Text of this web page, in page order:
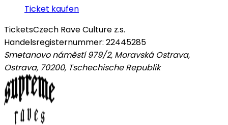
Ticket kaufen
TicketsCzech Rave Culture z.s.
Handelsregisternummer: 22445285
Smetanovo náměstí 979/2, Moravská Ostrava,
Ostrava, 70200, Tschechische Republik